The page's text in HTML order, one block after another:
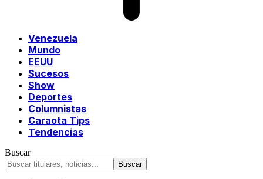
Venezuela
Mundo
EEUU
Sucesos
Show
Deportes
Columnistas
Caraota Tips
Tendencias
Buscar